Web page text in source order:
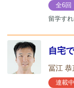
全6回
留学す
自宅
冨江 恭
連載中